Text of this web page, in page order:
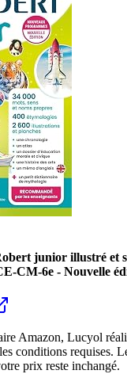
junior illustré et
CM-6e - Nouvelle
Amazon, Lucyol
conditions requises.
prix reste inchangé.